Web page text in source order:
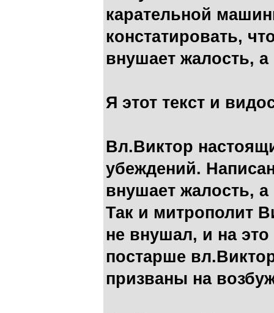
карательной
констатировать,
внушает жалость,
Я этот текст и
Вл.Виктор
убеждений.
внушает жалость,
Так и митрополит
не внушал, и на
постарше
призваны на